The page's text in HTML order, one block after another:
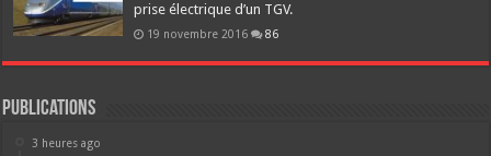
prise électrique d’un TGV.
19 novembre 2016 86
Publications
3 heures ago